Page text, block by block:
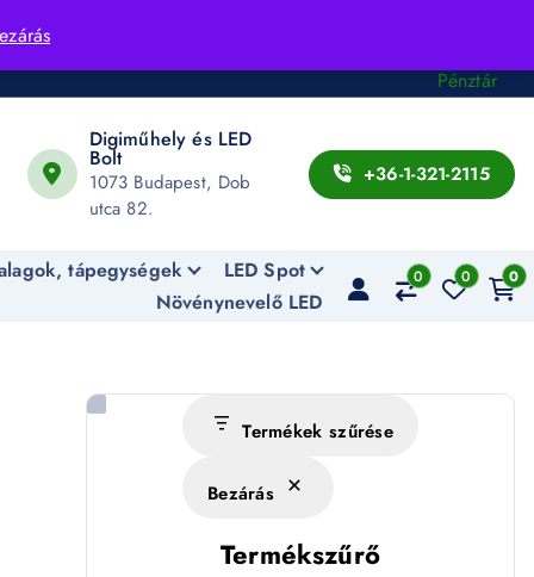
Pénztár
Digiműhely és LED
Bolt
1073 Budapest, Dob
utca 82.
+36-1-321-2115
tápegységek
LED Spot
Növénynevelő LED
0 0 0
Termékek szűrése
Bezárás
Termékszűrő